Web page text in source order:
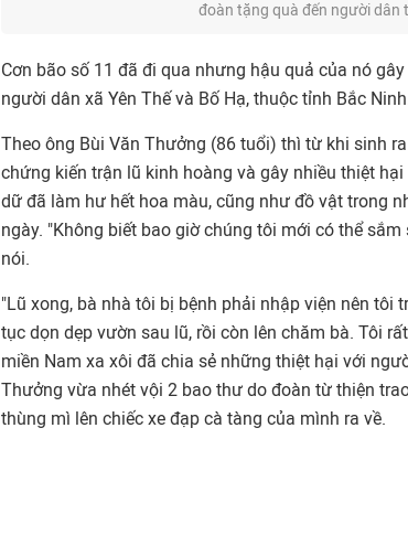
đoàn tặng quà đến người dân
Cơn bão số 11 đã đi qua nhưng hậu quả của nó
người dân xã Yên Thế và Bố Hạ, thuộc tỉnh Bắc
Theo ông Bùi Văn Thưởng (86 tuổi) thì từ khi sinh
chứng kiến trận lũ kinh hoàng và gây nhiều thiệt
dữ đã làm hư hết hoa màu, cũng như đồ vật trong
ngày. "Không biết bao giờ chúng tôi mới có thể
nói.
"Lũ xong, bà nhà tôi bị bệnh phải nhập viện nên tôi
tục dọn dẹp vườn sau lũ, rồi còn lên chăm bà. Tôi
miền Nam xa xôi đã chia sẻ những thiệt hại với
Thưởng vừa nhét vội 2 bao thư do đoàn từ thiện
thùng mì lên chiếc xe đạp cà tàng của mình ra về.